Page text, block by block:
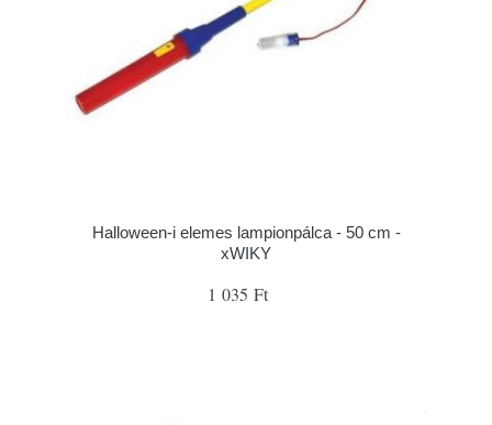
Halloween-i elemes lampionpálca - 50 cm -
xWIKY
1 035 Ft